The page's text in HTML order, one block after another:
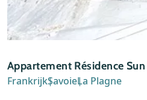
Appartement Résidence
FrankrijkSavoieLa Plagne